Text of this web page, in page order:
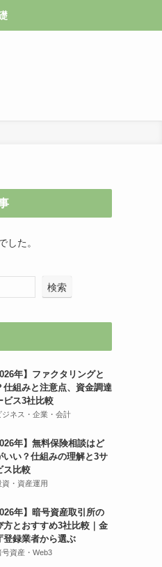
した。
検索
年】ファクタリングと
仕組みと注意点、資金調達
ビス3社比較
ジネス・企業・会計
年】無料保険相談はど
いい？仕組みの理解と3サ
ス比較
資・資産運用
年】暗号資産取引所の
方とおすすめ3社比較｜金
登録業者から選ぶ
号資産・Web3